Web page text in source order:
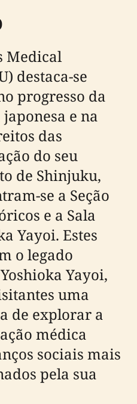
Medical
destaca-se
progresso da
e na
das
do seu
de Shinjuku,
se a Seção
e a Sala
Yayoi. Estes
o legado
Yayoi,
uma
de explorar a
médica
sociais mais
pela sua